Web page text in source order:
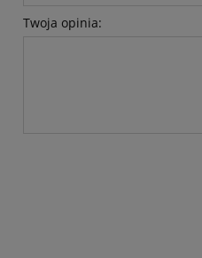
Twoja opinia: